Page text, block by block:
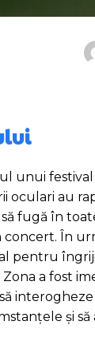
unui
oculari au
fugă în
În
pentru
a fost
și